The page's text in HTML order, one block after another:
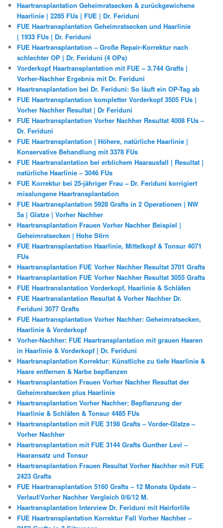
Haartransplantation Geheimratsecken & zurückgewichene
Haarlinie | 2285 FUs | FUE | Dr. Feriduni
FUE Haartransplantation Geheimratsecken und Haarlinie
| 1933 FUs | Dr. Feriduni
FUE Haartransplantation – Große Repair-Korrektur nach
schlechter OP | Dr. Feriduni (4 OPs)
Vorderkopf Haartransplantation mit FUE – 3.744 Grafts |
Vorher-Nachher Ergebnis mit Dr. Feriduni
Haartransplantation bei Dr. Feriduni: So läuft ein OP-Tag ab
FUE Haartransplantation kompletter Vorderkopf 3505 FUs |
Vorher Nachher Resultat | Dr Feriduni
FUE Haartransplantation Vorher Nachher Resultat 4008 FUs –
Dr. Feriduni
FUE Haartransplantation | Höhere, natürliche Haarlinie |
Konservative Behandlung mit 3378 FUs
FUE Haartranslantation bei erblichem Haarausfall | Resultat |
natürliche Haarlinie – 3046 FUs
FUE Korrektur bei 25-jähriger Frau – Dr. Feriduni korrigiert
misslungene Haartransplantation
FUE Haartransplantation 5928 Grafts in 2 Operationen | NW
5a | Glatze | Vorher Nachher
Haartransplantation Frauen Vorher Nachher Beispiel |
Geheimratsecken | Hohe Stirn
FUE Haartransplantation Haarlinie, Mittelkopf & Tonsur 4071
FUs
Haartransplantation FUE Vorher Nachher Resultat 3701 Grafts
Haartransplantation FUE Vorher Nachher Resultat 3055 Grafts
FUE Haartranslantation Vorderkopf, Haarlinie & Schläfen
FUE Haartranslantation Resultat & Vorher Nachher Dr.
Feriduni 3077 Grafts
FUE Haartransplantation Vorher Nachher: Geheimratsecken,
Haarlinie & Vorderkopf
Vorher-Nachher: FUE Haartransplantation mit grauen Haaren
in Haarlinie & Vorderkopf | Dr. Feriduni
Haartransplantation Korrektur: Künstliche zu tiefe Haarlinie &
Haare entfernen & Narbe bepflanzen
Haartransplantation Frauen Vorher Nachher Resultat der
Geheimratsecken plus Haarlinie
Haartransplantation Vorher Nachher: Bepflanzung der
Haarlinie & Schläfen & Tonsur 4485 FUs
Haartransplantation mit FUE 3198 Grafts – Vorder-Glatze –
Vorher Nachher
Haartransplantation mit FUE 3144 Grafts Gunther Levi –
Haaransatz und Tonsur
Haartransplantation Frauen Resultat Vorher Nachher mit FUE
2423 Grafts
FUE Haartransplantation 5160 Grafts – 12 Monats Update –
Verlauf/Vorher Nachher Vergleich 0/6/12 M.
Haartransplantation Interview Dr. Feriduni mit Hairforlife
FUE Haartransplantation Korrektur Fall Vorher Nachher –